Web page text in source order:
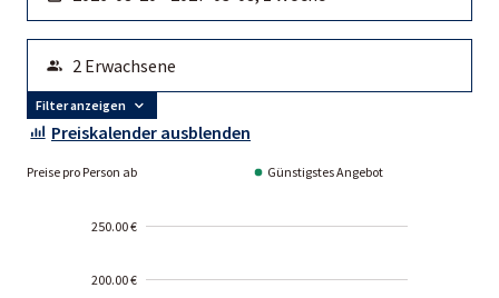
Filter anzeigen
Preiskalender ausblenden
Preise pro Person ab Günstigstes Angebot
250.00 €
200.00 €